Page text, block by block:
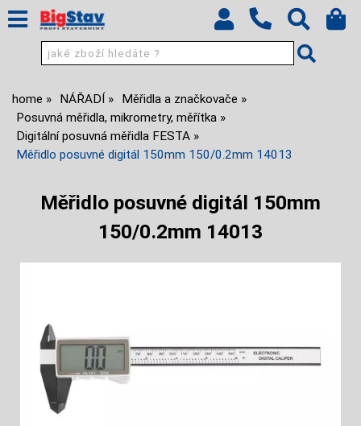
home NÁŘADÍ
Měřidla a značkovače
Posuvná měřidla, mikrometry, měřítka
Digitální posuvná měřidla FESTA
Měřidlo posuvné digitál 150mm 150/0.2mm 14013
Měřidlo posuvné digitál 150mm
150/0.2mm 14013